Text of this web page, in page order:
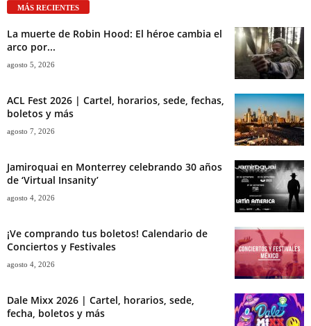
MÁS RECIENTES
La muerte de Robin Hood: El héroe cambia el
arco por...
agosto 5, 2026
ACL Fest 2026 | Cartel, horarios, sede, fechas,
boletos y más
agosto 7, 2026
Jamiroquai en Monterrey celebrando 30 años
de ‘Virtual Insanity’
agosto 4, 2026
¡Ve comprando tus boletos! Calendario de
Conciertos y Festivales
agosto 4, 2026
Dale Mixx 2026 | Cartel, horarios, sede,
fecha, boletos y más